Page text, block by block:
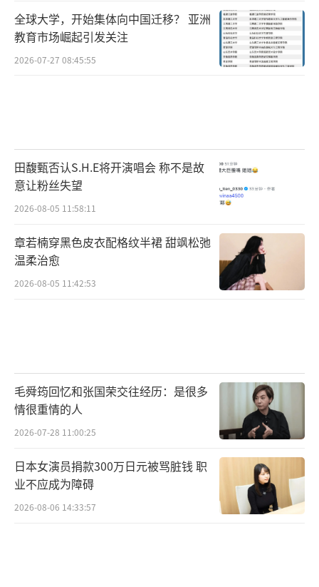
全球大学，开始集体向中国迁移？ 亚洲
教育市场崛起引发关注
2026-07-27 08:45:55
田馥甄否认S.H.E将开演唱会 称不是故
意让粉丝失望
2026-08-05 11:58:11
章若楠穿黑色皮衣配格纹半裙 甜飒松弛
温柔治愈
2026-08-05 11:42:53
毛舜筠回忆和张国荣交往经历：是很多
情很重情的人
2026-07-28 11:00:25
日本女演员捐款300万日元被骂脏钱 职
业不应成为障碍
2026-08-06 14:33:57